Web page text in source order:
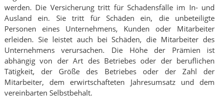
werden. Die Versicherung tritt für Schadensfälle im In- und
Ausland ein. Sie tritt für Schäden ein, die unbeteiligte
Personen eines Unternehmens, Kunden oder Mitarbeiter
erleiden. Sie leistet auch bei Schäden, die Mitarbeiter des
Unternehmens verursachen. Die Höhe der Prämien ist
abhängig von der Art des Betriebes oder der beruflichen
Tätigkeit, der Größe des Betriebes oder der Zahl der
Mitarbeiter, dem erwirtschafteten Jahresumsatz und dem
vereinbarten Selbstbehalt.